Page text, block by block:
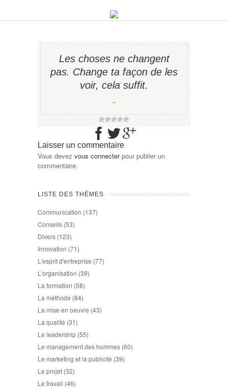
Les choses ne changent
pas. Change ta façon de les
voir, cela suffit.
−
Laisser un commentaire
Vous devez vous connecterpour publier un
commentaire.
LISTE DES THÈMES
Communication (137)
Conseils (53)
Divers (123)
Innovation (71)
L'esprit d'entreprise (77)
L'organisation (39)
La formation (58)
La méthode (84)
La mise en oeuvre (43)
La qualité (31)
Le leadership (55)
Le management des hommes (60)
Le marketing et la publicité (39)
Le projet (32)
Le travail (46)